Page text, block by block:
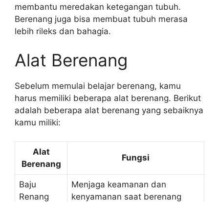
membantu meredakan ketegangan tubuh.
Berenang juga bisa membuat tubuh merasa
lebih rileks dan bahagia.
Alat Berenang
Sebelum memulai belajar berenang, kamu
harus memiliki beberapa alat berenang. Berikut
adalah beberapa alat berenang yang sebaiknya
kamu miliki:
Alat
Berenang
Fungsi
Baju
Renang
Menjaga keamanan dan
kenyamanan saat berenang